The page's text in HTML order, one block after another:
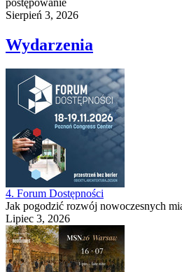
postępowanie
Sierpień 3, 2026
Wydarzenia
4. Forum Dostępności
Jak pogodzić rozwój nowoczesnych
Lipiec 3, 2026